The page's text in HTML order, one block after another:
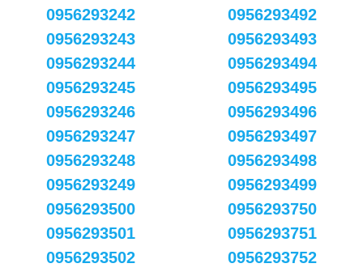
0956293242
0956293243
0956293244
0956293245
0956293246
0956293247
0956293248
0956293249
0956293492
0956293493
0956293494
0956293495
0956293496
0956293497
0956293498
0956293499
0956293500
0956293501
0956293502
0956293750
0956293751
0956293752